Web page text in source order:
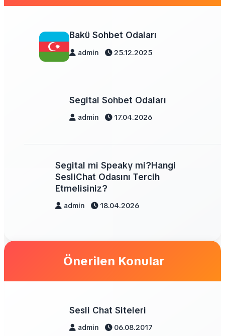
Bakü Sohbet Odaları
admin 25.12.2025
Segital Sohbet Odaları
admin 17.04.2026
Segital mi Speaky mi?Hangi
SesliChat Odasını Tercih
Etmelisiniz?
admin 18.04.2026
Önerilen Konular
Sesli Chat Siteleri
admin 06.08.2017